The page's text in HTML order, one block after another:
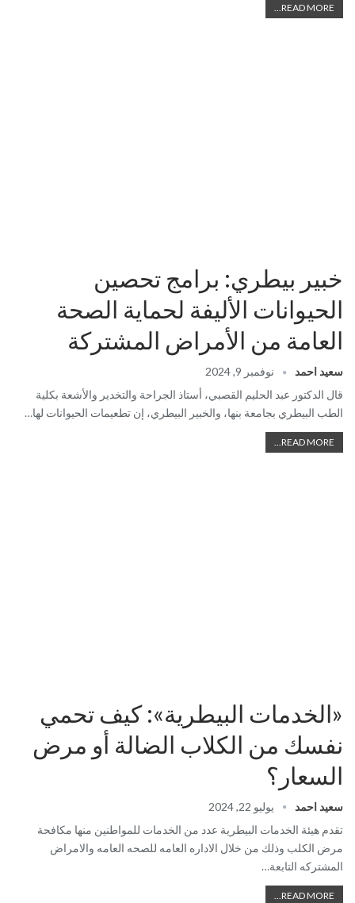
READ MORE...
خبير بيطري: برامج تحصين
الحيوانات الأليفة لحماية الصحة
العامة من الأمراض المشتركة
سعيد احمد
نوفمبر 9, 2024
قال الدكتور عبد الحليم القصبي، أستاذ الجراحة والتخدير والأشعة بكلية
الطب البيطري بجامعة بنها، والخبير البيطري، إن تطعيمات الحيوانات لها…
READ MORE...
«الخدمات البيطرية»: كيف تحمي
نفسك من الكلاب الضالة أو مرض
السعار؟
سعيد احمد
يوليو 22, 2024
تقدم هيئة الخدمات البيطرية عدد من الخدمات للمواطنين منها مكافحة
مرض الكلب وذلك من خلال الاداره العامه للصحه العامه والامراض
المشتركه التابعة…
READ MORE...